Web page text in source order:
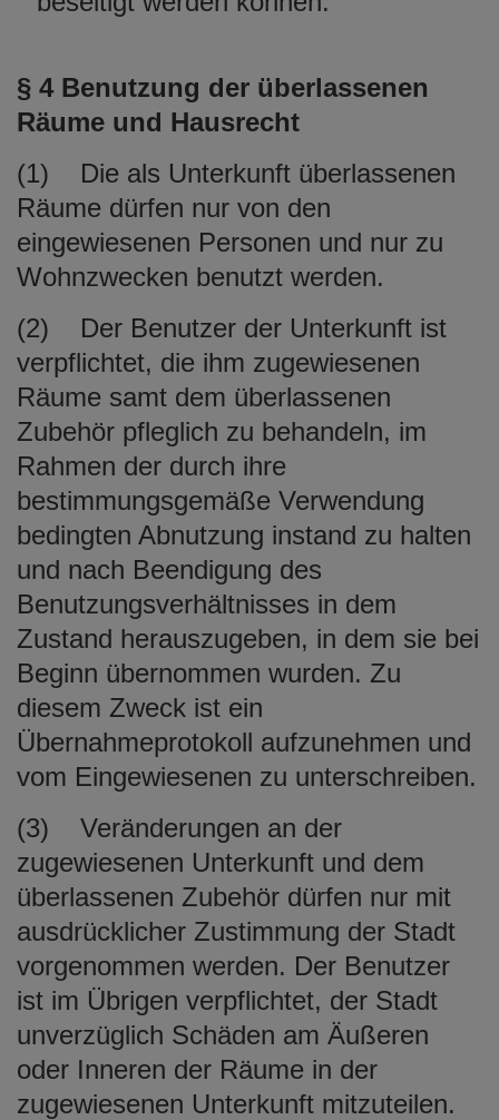
§ 4 Benutzung der überlassenen
Räume und Hausrecht
(1) Die als Unterkunft überlassenen
Räume dürfen nur von den
eingewiesenen Personen und nur zu
Wohnzwecken benutzt werden.
(2) Der Benutzer der Unterkunft ist
verpflichtet, die ihm zugewiesenen
Räume samt dem überlassenen
Zubehör pfleglich zu behandeln, im
Rahmen der durch ihre
bestimmungsgemäße Verwendung
bedingten Abnutzung instand zu halten
und nach Beendigung des
Benutzungsverhältnisses in dem
Zustand herauszugeben, in dem sie bei
Beginn übernommen wurden. Zu
diesem Zweck ist ein
Übernahmeprotokoll aufzunehmen und
vom Eingewiesenen zu unterschreiben.
(3) Veränderungen an der
zugewiesenen Unterkunft und dem
überlassenen Zubehör dürfen nur mit
ausdrücklicher Zustimmung der Stadt
vorgenommen werden. Der Benutzer
ist im Übrigen verpflichtet, der Stadt
unverzüglich Schäden am Äußeren
oder Inneren der Räume in der
zugewiesenen Unterkunft mitzuteilen.